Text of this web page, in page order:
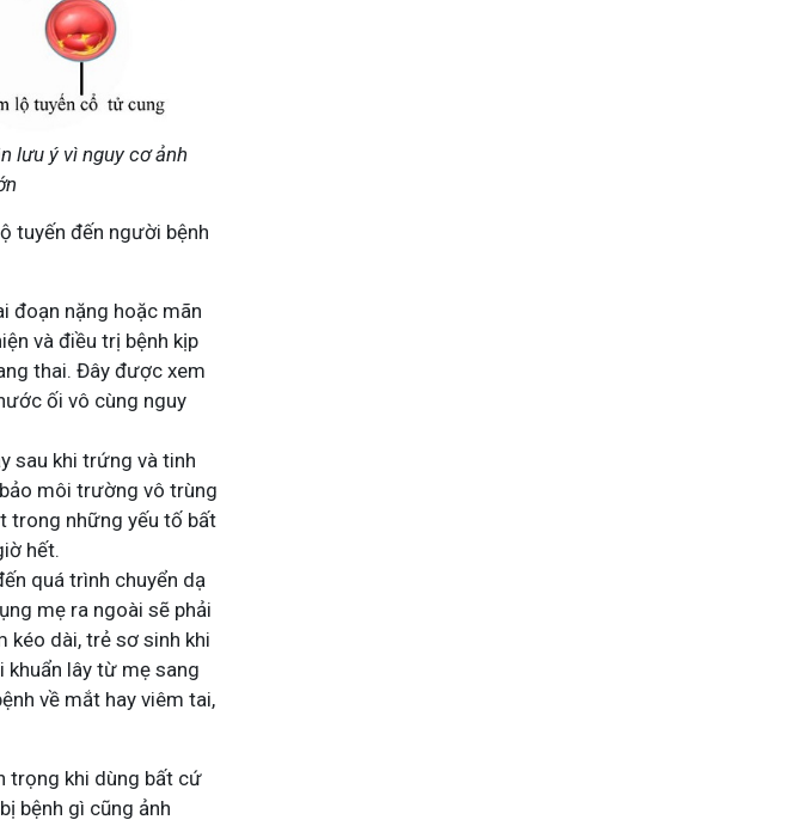
lưu ý vì nguy cơ ảnh
tuyến đến người bệnh
đoạn nặng hoặc mãn
và điều trị bệnh kịp
thai. Đây được xem
ối vô cùng nguy
sau khi trứng và tinh
môi trường vô trùng
trong những yếu tố bất
hết.
quá trình chuyển dạ
mẹ ra ngoài sẽ phải
kéo dài, trẻ sơ sinh khi
khuẩn lây từ mẹ sang
về mắt hay viêm tai,
trọng khi dùng bất cứ
bệnh gì cũng ảnh